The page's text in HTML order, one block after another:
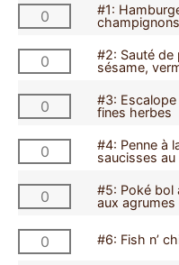
#1:
#2: Sauté de
sésame,
#3:
fines herbes
#4: Penne à
saucisses au
#5: Poké bol
aux agrumes
#6: Fish n’